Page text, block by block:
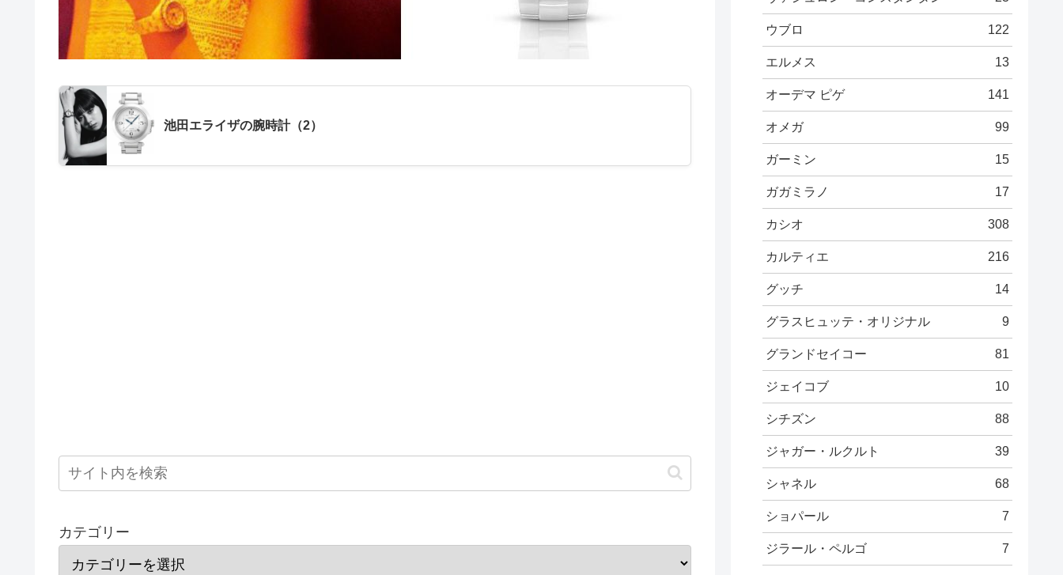
池田エライザの腕時計（2）
カテゴリー
ウブロ 122
エルメス 13
オーデマ ピゲ 141
オメガ 99
ガーミン 15
ガガミラノ 17
カシオ 308
カルティエ 216
グッチ 14
グラスヒュッテ・オリジナル 9
グランドセイコー 81
ジェイコブ 10
シチズン 88
ジャガー・ルクルト 39
シャネル 68
ショパール 7
ジラール・ペルゴ 7